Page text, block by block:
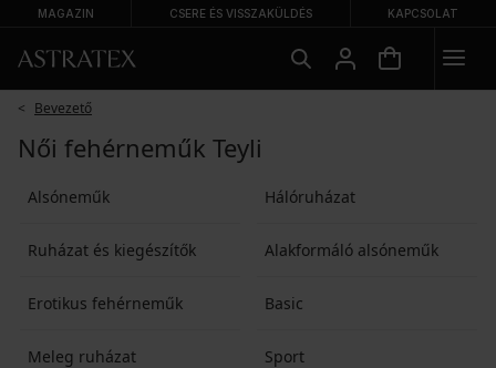
MAGAZIN CSERE ÉS VISSZAKÜLDÉS KAPCSOLAT
Bevezető
Női fehérneműk Teyli
Alsóneműk Hálóruházat
Ruházat és kiegészítők Alakformáló alsóneműk
Erotikus fehérneműk Basic
Meleg ruházat Sport